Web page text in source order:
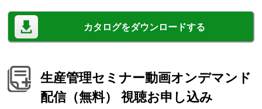
カタログをダウンロードする
生産管理セミナー動画オンデマンド
配信（無料） 視聴お申し込み